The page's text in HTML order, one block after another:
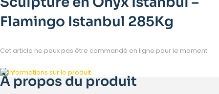
Flamingo Istanbul 285Kg
Cet article ne peux pas être commandé en ligne pour le moment.
À propos du produit